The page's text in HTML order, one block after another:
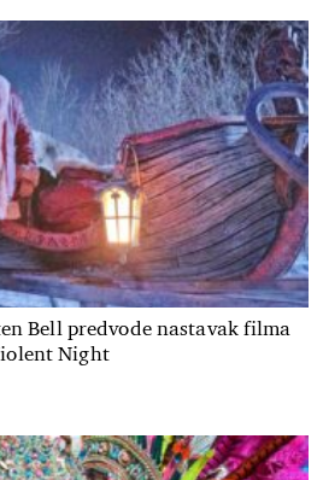
Bell predvode nastavak filma
Night